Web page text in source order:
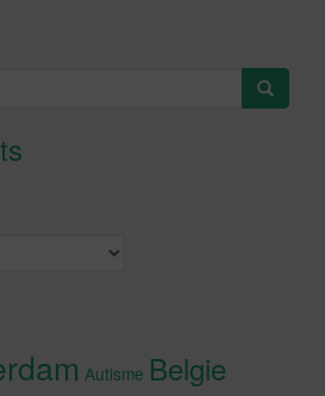
cookies te
Autisme Belgie